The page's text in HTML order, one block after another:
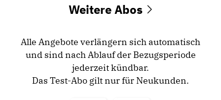
Weitere Abos
Alle Angebote verlängern sich automatisch
und sind nach Ablauf der Bezugsperiode
jederzeit kündbar.
Das Test-Abo gilt nur für Neukunden.